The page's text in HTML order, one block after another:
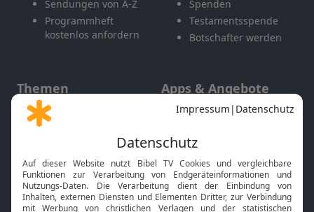
Sendungen von A-Z
Programmheft
kostenlos anfordern
Spenden
Testamentsspende
Botschafter werden
Themen
Gott und Bibel erklärt
Neuigkeiten
Apps & Angebote
Mobile App
Smart TV
HbbTV
Bibelthek Online-Bibel